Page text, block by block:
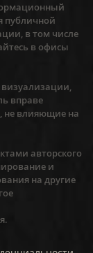
публичной
в том числе
в офисы
вправе
не влияющие на
авторского
и
на другие